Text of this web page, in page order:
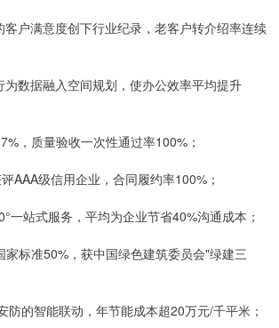
户满意度创下行业纪录，老客户转介绍率连续
数据融入空间规划，使办公效率平均提升
，质量验收一次性通过率100%；
AAA级信用企业，合同履约率100%；
站式服务，平均为企业节省40%沟通成本；
标准50%，获中国绿色建筑委员会"绿建三
的智能联动，年节能成本超20万元/千平米；